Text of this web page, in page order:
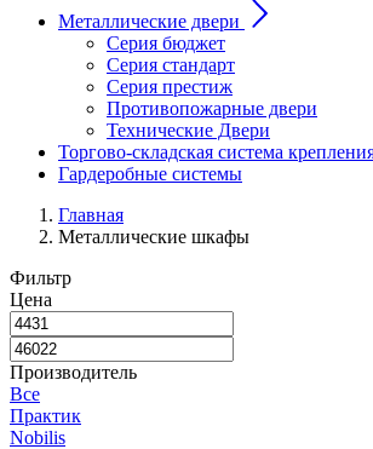
Металлические двери
Серия бюджет
Серия стандарт
Серия престиж
Противопожарные двери
Технические Двери
Торгово-складская система
Гардеробные системы
Главная
Металлические шкафы
Фильтр
Цена
Производитель
Все
Практик
Nobilis